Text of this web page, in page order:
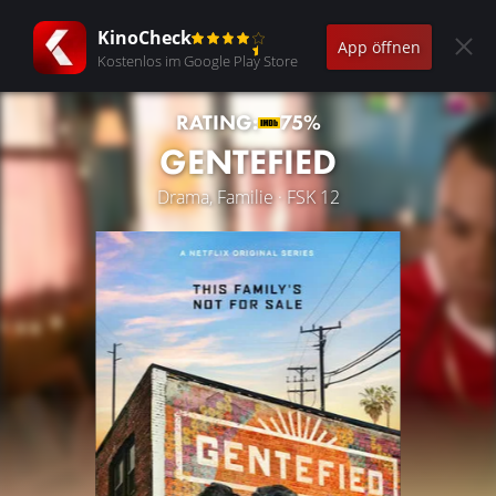
KinoCheck
Kostenlos im Google Play Store
App öffnen
RATING: 75%
GENTEFIED
Drama, Familie · FSK 12